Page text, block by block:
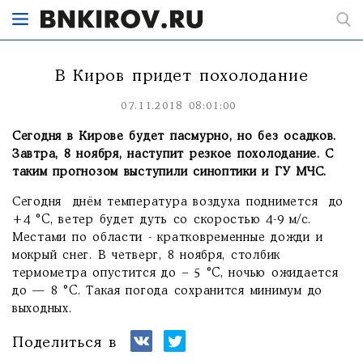
В Киров придет похолодание
07.11.2018 08:01:00
Сегодня в Кирове будет пасмурно, но без осадков.
Завтра, 8 ноября, наступит резкое похолодание. С
таким прогнозом выступили синоптики и ГУ МЧС.
Сегодня днём температура воздуха поднимется до
+4 °C, ветер будет дуть со скоростью 4-9 м/с.
Местами по области - кратковременные дожди и
мокрый снег. В четверг, 8 ноября, столбик
термометра опустится до – 5 °C, ночью ожидается
до — 8 °C. Такая погода сохранится минимум до
выходных.
Поделиться в